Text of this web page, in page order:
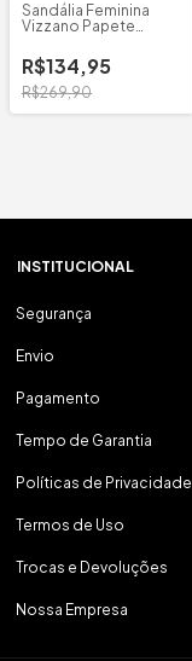
Sandália Feminina
Vizzano Papete
R$134,95
R$269,90
INSTITUCIONAL
Segurança
Envio
Pagamento
Tempo de Garantia
Políticas de Privacidade
Termos de Uso
Trocas e Devoluções
Nossa Empresa